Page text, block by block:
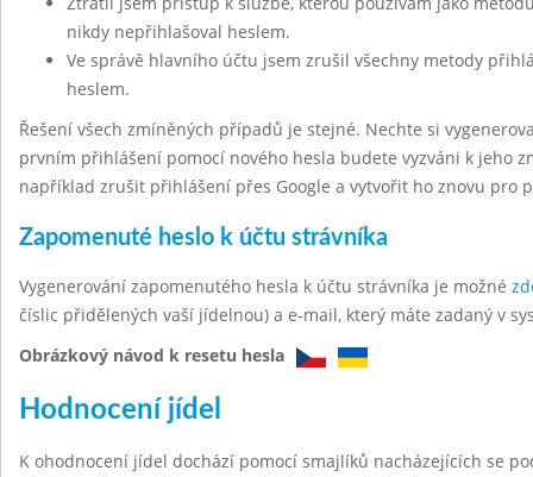
nikdy nepřihlašoval heslem.
Ve správě hlavního účtu jsem zrušil všechny metody
heslem.
Řešení všech zmíněných případů je stejné. Nechte si
prvním přihlášení pomocí nového hesla budete vyzváni k jeho
například zrušit přihlášení přes Google a vytvořit ho znovu pro
Zapomenuté heslo k účtu strávníka
Vygenerování zapomenutého hesla k účtu strávníka je možné
číslic přidělených vaší jídelnou) a e-mail, který máte zadaný v
Obrázkový návod k resetu hesla
Hodnocení jídel
K ohodnocení jídel dochází pomocí smajlíků nacházejících se